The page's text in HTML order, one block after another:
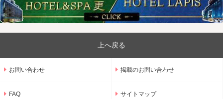
上へ戻る
お問い合わせ 掲載のお問い合わせ
FAQ サイトマップ